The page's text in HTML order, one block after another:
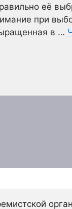
её
при
в …